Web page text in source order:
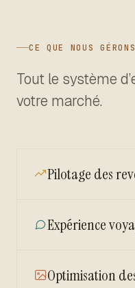
CE QUE NOUS
Tout le système
votre marché.
Pilotage des
Expérience
Optimisation